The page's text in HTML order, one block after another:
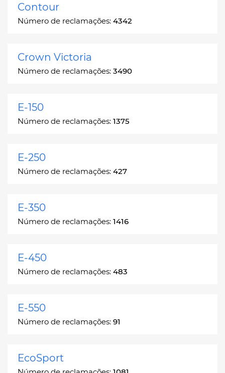
Contour
Número de reclamações: 4342
Crown Victoria
Número de reclamações: 3490
E-150
Número de reclamações: 1375
E-250
Número de reclamações: 427
E-350
Número de reclamações: 1416
E-450
Número de reclamações: 483
E-550
Número de reclamações: 91
EcoSport